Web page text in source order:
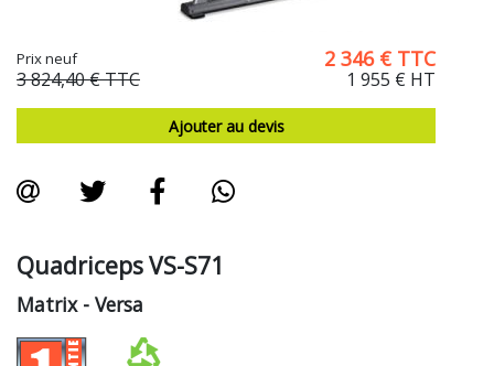
Quadriceps VS-S71
Matrix- Versa
Prix neuf
3 824,40 €TTC
2 346 € TTC
1 955 € HT
Ajouter au devis